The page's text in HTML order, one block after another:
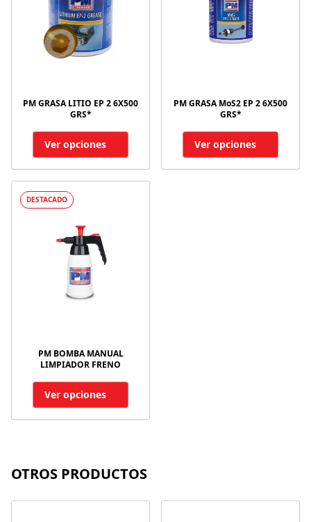
PM GRASA LITIO EP 2 6X500
GRS*
Ver opciones
PM GRASA MoS2 EP 2 6X500
GRS*
Ver opciones
DESTACADO
PM BOMBA MANUAL
LIMPIADOR FRENO
Ver opciones
OTROS PRODUCTOS